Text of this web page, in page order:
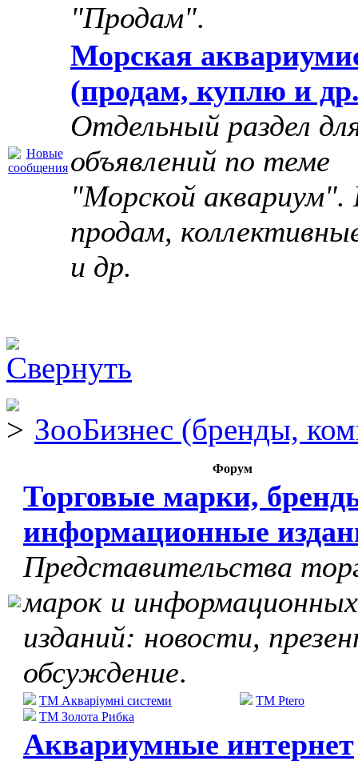
"Продам".
Морская
(продам, куплю и
Отдельный раздел
объявлений по теме
"Морской аквариум".
продам,
и др.
ЗооБизнес (бренды,
Форум
Торговые марки,
информационные
Представительства
марок и информационных
изданий: новости,
обсуждение.
ТМ Акваріумні системи
ТМ Золота Рибка
TM Ptero
Аквариумные интернет